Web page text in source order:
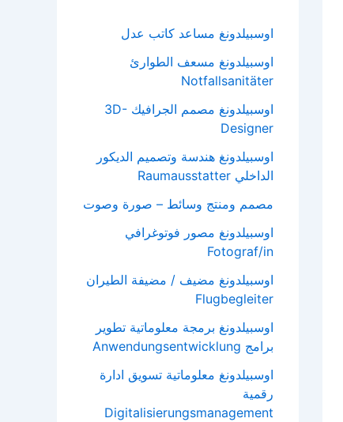
اوسبيلدونغ مساعد كاتب عدل
اوسبيلدونغ مسعف الطوارئ
Notfallsanitäter
اوسبيلدونغ مصمم الجرافيك 3D-
Designer
اوسبيلدونغ هندسة وتصميم الديكور
الداخلي Raumausstatter
مصمم ومنتج وسائط – صورة وصوت
اوسبيلدونغ مصور فوتوغرافي
Fotograf/in
اوسبيلدونغ مضيف / مضيفة الطيران
Flugbegleiter
اوسبيلدونغ برمجة معلوماتية تطوير
برامج Anwendungsentwicklung
اوسبيلدونغ معلوماتية تسويق ادارة
رقمية
Digitalisierungsmanagement